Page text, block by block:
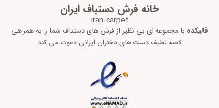
خانه فرش دستباف ایران
iran-carpet
قالیکده با مجموعه ای بی نظیر از فرش های دستباف شما را به همراهی
قصه لطیف دست های دختران ایرانی دعوت می کند